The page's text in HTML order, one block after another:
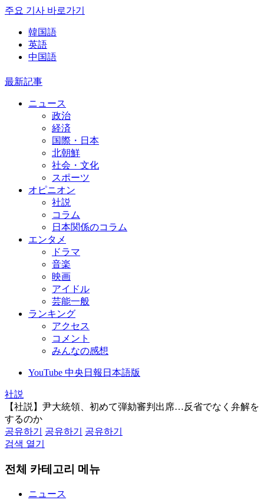
주요 기사 바로가기
韓国語
英語
中国語
最新記事
ニュース
政治
経済
国際・日本
北朝鮮
社会・文化
スポーツ
オピニオン
社説
コラム
日本関係のコラム
エンタメ
ドラマ
音楽
映画
アイドル
芸能一般
ランキング
アクセス
コメント
みんなの感想
YouTube 中央日報日本語版
社説
【社説】尹大統領、初めて弾劾審判出席…反省でなく弁解を
するのか
공유하기
공유하기
공유하기
검색 열기
전체 카테고리 메뉴
ニュース